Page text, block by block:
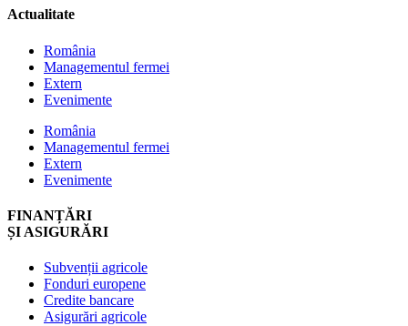
Actualitate
România
Managementul fermei
Extern
Evenimente
România
Managementul fermei
Extern
Evenimente
FINANȚĂRI
ȘI ASIGURĂRI
Subvenții agricole
Fonduri europene
Credite bancare
Asigurări agricole